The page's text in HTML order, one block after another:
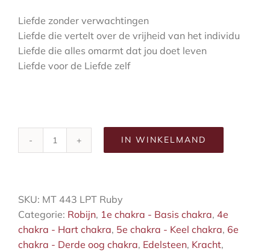
Liefde zonder verwachtingen
Liefde die vertelt over de vrijheid van het individu
Liefde die alles omarmt dat jou doet leven
Liefde voor de Liefde zelf
When
mala
aantal
IN WINKELMAND
SKU: MT 443 LPT Ruby
Categorie: Robijn, 1e chakra - Basis chakra, 4e
chakra - Hart chakra, 5e chakra - Keel chakra, 6e
chakra - Derde oog chakra, Edelsteen, Kracht,